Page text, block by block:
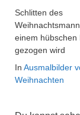
Schlitten des
einem hübschen
gezogen wird
In Ausmalbilder
Weihnachten